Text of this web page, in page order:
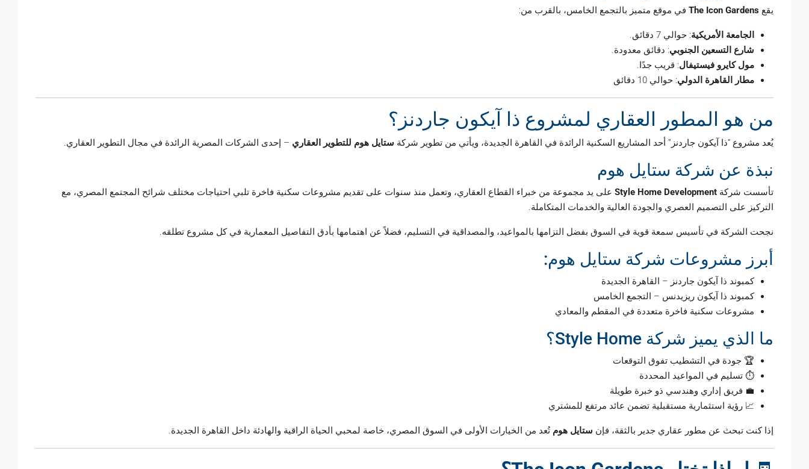
يقع The Icon Gardens في موقع متميز بالتجمع الخامس، بالقرب من:
الجامعة الأمريكية: حوالي 7 دقائق.
شارع التسعين الجنوبي: دقائق معدودة.
مول كايرو فيستيفال: قريب جدًا.
مطار القاهرة الدولي: حوالي 10 دقائق
من هو المطور العقاري لمشروع ذا آيكون جاردنز؟
يُعد مشروع “ذا آيكون جاردنز” أحد المشاريع السكنية الرائدة في القاهرة الجديدة، ويأتي من تطوير شركة ستايل هوم للتطوير العقاري – إحدى الشركات المصرية الرائدة في مجال التطوير العقاري.
نبذة عن شركة ستايل هوم
تأسست شركة Style Home Development على يد مجموعة من خبراء القطاع العقاري، وتعمل منذ سنوات على تقديم مشروعات سكنية فاخرة تلبي احتياجات مختلف شرائح المجتمع المصري، مع
التركيز على التصميم العصري والجودة العالية والخدمات المتكاملة.
نجحت الشركة في تأسيس سمعة قوية في السوق بفضل التزامها بالمواعيد، والمصداقية في التسليم، فضلاً عن اهتمامها بأدق التفاصيل المعمارية في كل مشروع تطلقه.
أبرز مشروعات شركة ستايل هوم:
كمبوند ذا آيكون جاردنز – القاهرة الجديدة
كمبوند ذا آيكون ريزيدنس – التجمع الخامس
مشروعات سكنية فاخرة متعددة في المقطم والمعادي
ما الذي يميز شركة Style Home؟
🏆 جودة في التشطيب تفوق التوقعات
⏱️ تسليم في المواعيد المحددة
💼 فريق إداري وهندسي ذو خبرة طويلة
📈 رؤية استثمارية مستقبلية تضمن عائد مرتفع للمشتري
إذا كنت تبحث عن مطور عقاري جدير بالثقة، فإن ستايل هوم تُعد من الخيارات الأولى في السوق المصري، خاصة لمحبي الحياة الراقية والهادئة داخل القاهرة الجديدة.